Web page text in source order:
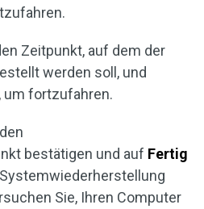
Zeitpunkt, auf dem der
werden soll, und
, um fortzufahren.
bestätigen und auf Fertig
Sie, Ihren Computer